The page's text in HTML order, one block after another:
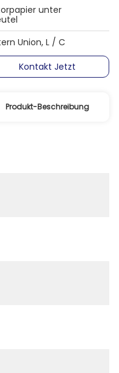
unter
Union, L / C
Kontakt Jetzt
Produkt-Beschreibung